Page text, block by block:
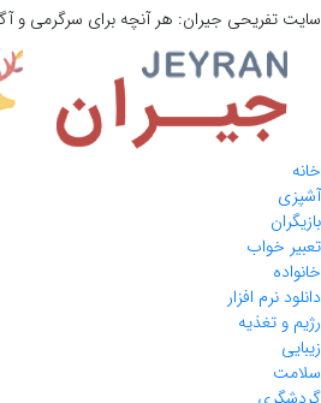
سایت تفریحی جیران: هر آنچه برای سرگرمی و
خانه
آشپزی
بازیگران
تعبیر خواب
خانواده
دانلود نرم افزار
رژیم و تغذیه
زیبایی
سلامت